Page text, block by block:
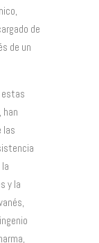
de
de un
estas
han
las
y la